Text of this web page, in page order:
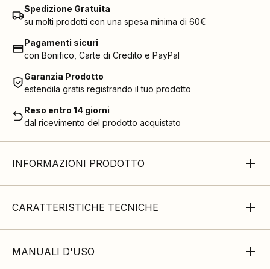
Spedizione Gratuita
su molti prodotti con una spesa minima di 60€
Pagamenti sicuri
con Bonifico, Carte di Credito e PayPal
Garanzia Prodotto
estendila gratis registrando il tuo prodotto
Reso entro 14 giorni
dal ricevimento del prodotto acquistato
INFORMAZIONI PRODOTTO
CARATTERISTICHE TECNICHE
MANUALI D'USO